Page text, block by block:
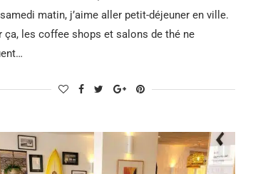
matin, j’aime aller petit-déjeuner en ville.
ça, les coffee shops et salons de thé ne